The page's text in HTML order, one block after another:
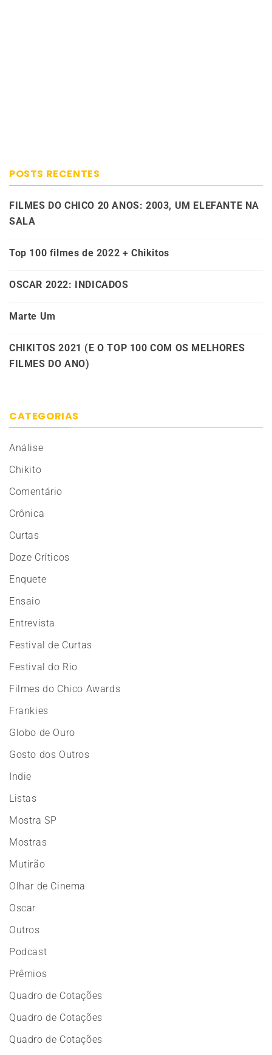
POSTS RECENTES
FILMES DO CHICO 20 ANOS: 2003, UM ELEFANTE NA
SALA
Top 100 filmes de 2022 + Chikitos
OSCAR 2022: INDICADOS
Marte Um
CHIKITOS 2021 (E O TOP 100 COM OS MELHORES
FILMES DO ANO)
CATEGORIAS
Análise
Chikito
Comentário
Crônica
Curtas
Doze Críticos
Enquete
Ensaio
Entrevista
Festival de Curtas
Festival do Rio
Filmes do Chico Awards
Frankies
Globo de Ouro
Gosto dos Outros
Indie
Listas
Mostra SP
Mostras
Mutirão
Olhar de Cinema
Oscar
Outros
Podcast
Prêmios
Quadro de Cotações
Quadro de Cotações
Quadro de Cotações